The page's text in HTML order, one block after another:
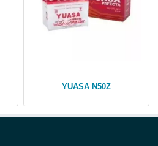
YUASA N50Z